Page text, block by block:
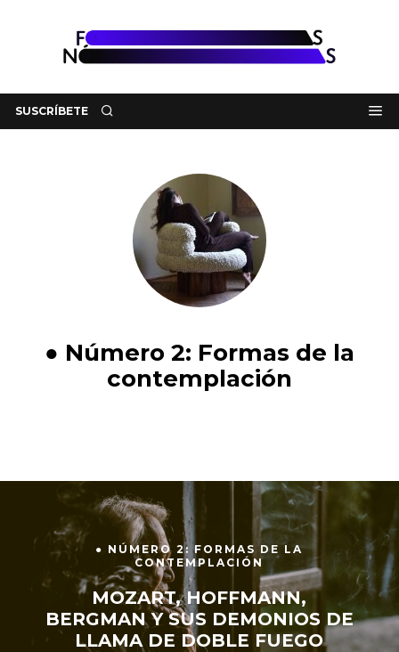
SUSCRÍBETE
● Número 2: Formas de la
contemplación
● NÚMERO 2: FORMAS DE LA
CONTEMPLACIÓN
MOZART, HOFFMANN,
BERGMAN Y SUS DEMONIOS DE
LLAMA DE DOBLE FUEGO